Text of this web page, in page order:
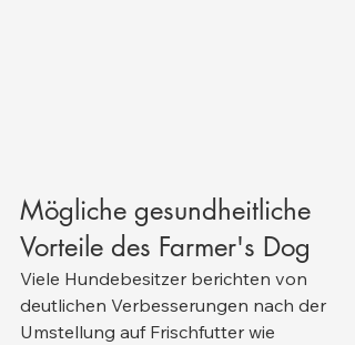
Mögliche gesundheitliche
Vorteile des Farmer's Dog
Viele Hundebesitzer berichten von
deutlichen Verbesserungen nach der
Umstellung auf Frischfutter wie